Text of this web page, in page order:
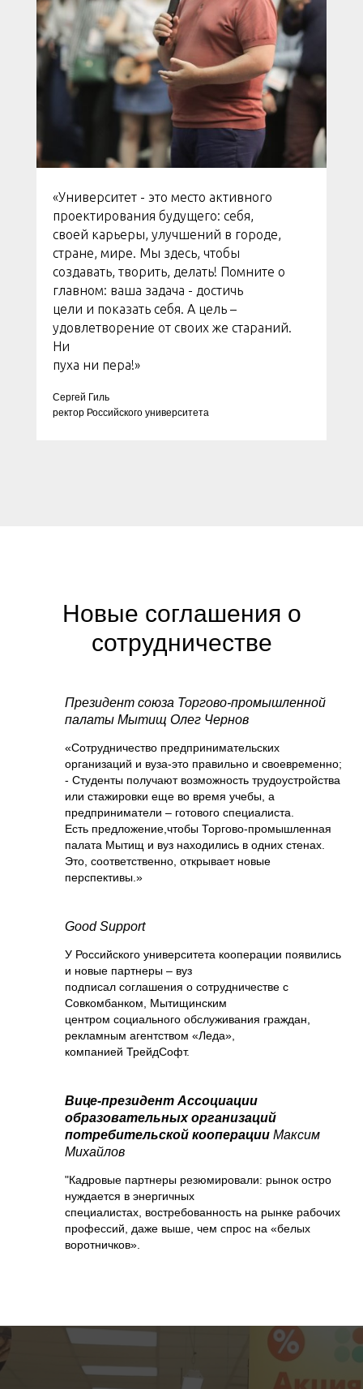
«Университет - это место активного
проектирования будущего: себя,
своей карьеры, улучшений в городе,
стране, мире. Мы здесь, чтобы
создавать, творить, делать! Помните о
главном: ваша задача - достичь
цели и показать себя. А цель –
удовлетворение от своих же стараний.
Ни
пуха ни пера!»
Сергей Гиль
ректор Российского университета
Новые соглашения о
сотрудничестве
Президент союза Торгово-промышленной
палаты Мытищ Олег Чернов
«Сотрудничество предпринимательских
организаций и вуза-это правильно и своевременно;
- Студенты получают возможность трудоустройства
или стажировки еще во время учебы, а
предприниматели – готового специалиста.
Есть предложение,чтобы Торгово-промышленная
палата Мытищ и вуз находились в одних стенах.
Это, соответственно, открывает новые
перспективы.»
Good Support
У Российского университета кооперации появились
и новые партнеры – вуз
подписал соглашения о сотрудничестве с
Совкомбанком, Мытищинским
центром социального обслуживания граждан,
рекламным агентством «Леда»,
компанией ТрейдСофт.
Вице-президент Ассоциации
образовательных организаций
потребительской кооперации Максим
Михайлов
"Кадровые партнеры резюмировали: рынок остро
нуждается в энергичных
специалистах, востребованность на рынке рабочих
профессий, даже выше, чем спрос на «белых
воротничков».